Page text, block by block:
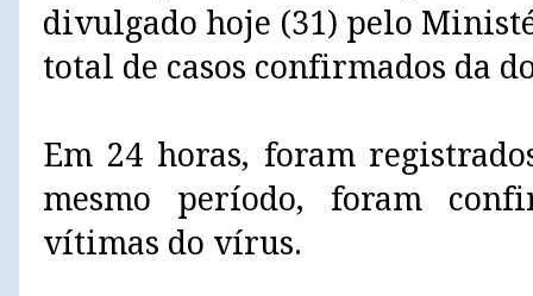
divulgado hoje (31) pelo
total de casos confirmados da
Em 24 horas, foram
mesmo período, foram
vítimas do vírus.